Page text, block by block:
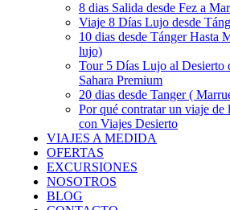
8 dias Salida desde Fez a
Viaje 8 Días Lujo desde
10 dias desde Tánger Hasta
lujo)
Tour 5 Días Lujo al Desierto
Sahara Premium
20 dias desde Tanger (
Por qué contratar un viaje de
con Viajes Desierto
VIAJES A MEDIDA
OFERTAS
EXCURSIONES
NOSOTROS
BLOG